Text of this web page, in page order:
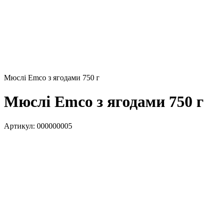
Мюслі Emco з ягодами 750 г
Мюслі Emco з ягодами 750 г
Артикул: 000000005